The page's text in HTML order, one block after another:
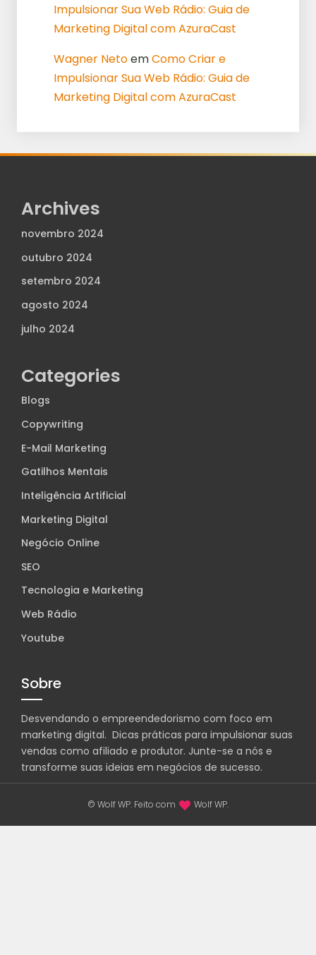
Impulsionar Sua Web Rádio: Guia de
Marketing Digital com AzuraCast
Wagner NetoemComo Criar e
Impulsionar Sua Web Rádio: Guia de
Marketing Digital com AzuraCast
Archives
novembro 2024
outubro 2024
setembro 2024
agosto 2024
julho 2024
Categories
Blogs
Copywriting
E-Mail Marketing
Gatilhos Mentais
Inteligência Artificial
Marketing Digital
Negócio Online
SEO
Tecnologia e Marketing
Web Rádio
Youtube
Sobre
Desvendando o empreendedorismo com foco em
marketing digital. Dicas práticas para impulsionar suas
vendas como afiliado e produtor. Junte-se a nós e
transforme suas ideias em negócios de sucesso.
© Wolf WP. Feito com Wolf WP.